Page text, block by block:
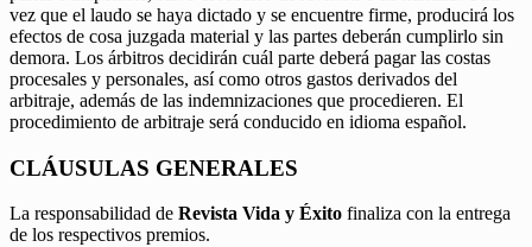
vez que el laudo se haya dictado y se encuentre firme, producirá los
efectos de cosa juzgada material y las partes deberán cumplirlo sin
demora. Los árbitros decidirán cuál parte deberá pagar las costas
procesales y personales, así como otros gastos derivados del
arbitraje, además de las indemnizaciones que procedieren. El
procedimiento de arbitraje será conducido en idioma español.
CLÁUSULAS GENERALES
La responsabilidad de Revista Vida y Éxito finaliza con la entrega
de los respectivos premios.